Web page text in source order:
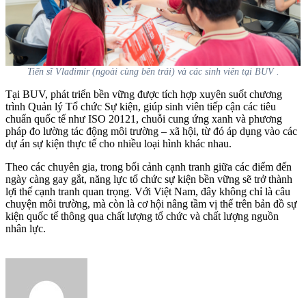
Tiến sĩ Vladimir (ngoài cùng bên trái) và các sinh viên tại BUV .
Tại BUV, phát triển bền vững được tích hợp xuyên suốt chương
trình Quản lý Tổ chức Sự kiện, giúp sinh viên tiếp cận các tiêu
chuẩn quốc tế như ISO 20121, chuỗi cung ứng xanh và phương
pháp đo lường tác động môi trường – xã hội, từ đó áp dụng vào các
dự án sự kiện thực tế cho nhiều loại hình khác nhau.
Theo các chuyên gia, trong bối cảnh cạnh tranh giữa các điểm đến
ngày càng gay gắt, năng lực tổ chức sự kiện bền vững sẽ trở thành
lợi thế cạnh tranh quan trọng. Với Việt Nam, đây không chỉ là câu
chuyện môi trường, mà còn là cơ hội nâng tầm vị thế trên bản đồ sự
kiện quốc tế thông qua chất lượng tổ chức và chất lượng nguồn
nhân lực.